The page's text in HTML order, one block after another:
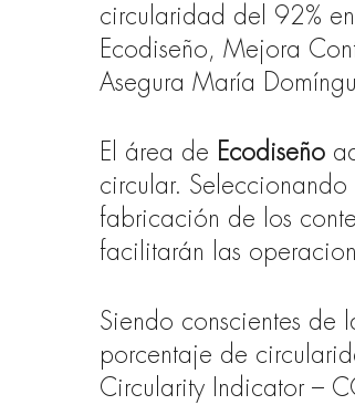
circularidad del 92%
Ecodiseño, Mejora
Asegura María
El área de Ecodiseño
circular.
fabricación de los
facilitarán las
Siendo conscientes de
porcentaje de
Circularity Indicator –